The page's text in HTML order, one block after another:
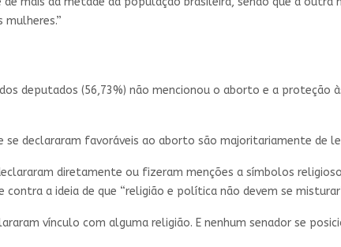
deputados (56,73%) não mencionou o aborto e a proteção
declararam favoráveis ao aborto são majoritariamente de
diretamente ou fizeram menções a símbolos
a ideia de que “religião e política não devem se
vínculo com alguma religião. E nenhum senador se